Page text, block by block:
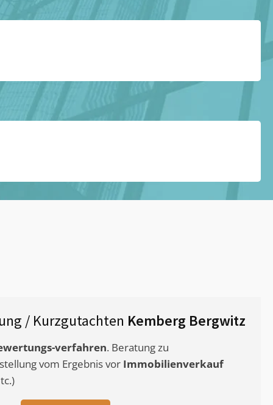
/ Kurzgutachten Kemberg Bergwitz
verfahren. Beratung zu
vom Ergebnis vor Immobilienverkauf